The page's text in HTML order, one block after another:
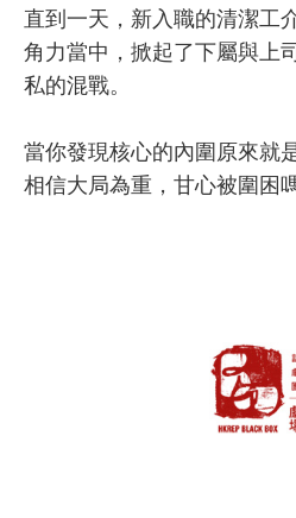
直到一天，新入職的清潔工
角力當中，掀起了下屬與上
私的混戰。
當你發現核心的內圍原來就
相信大局為重，甘心被圍困